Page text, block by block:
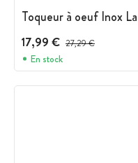
Toqueur à oeuf Inox
17,99 € Prix avant réduction :
27,29 €
En stock